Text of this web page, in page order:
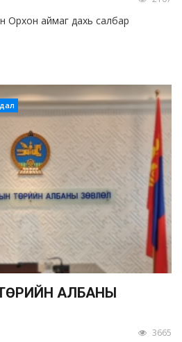
Орхон аймаг дахь салбар
АЛБАНЫ
3665